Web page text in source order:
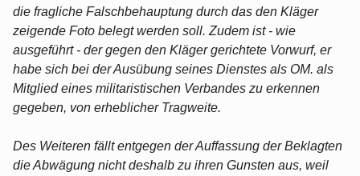
die fragliche Falschbehauptung durch das den Kläger
zeigende Foto belegt werden soll. Zudem ist - wie
ausgeführt - der gegen den Kläger gerichtete Vorwurf, er
habe sich bei der Ausübung seines Dienstes als OM. als
Mitglied eines militaristischen Verbandes zu erkennen
gegeben, von erheblicher Tragweite.
Des Weiteren fällt entgegen der Auffassung der Beklagten
die Abwägung nicht deshalb zu ihren Gunsten aus, weil